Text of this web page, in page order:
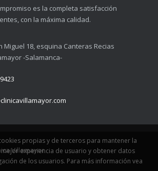
es la completa satisfacción
con la máxima calidad.
Miguel 18, esquina Canteras Recias
-Salamanca-
Villamayor
propias y de terceros para mantener la
experiencia de usuario y obtener datos
de los usuarios. Para más información vea